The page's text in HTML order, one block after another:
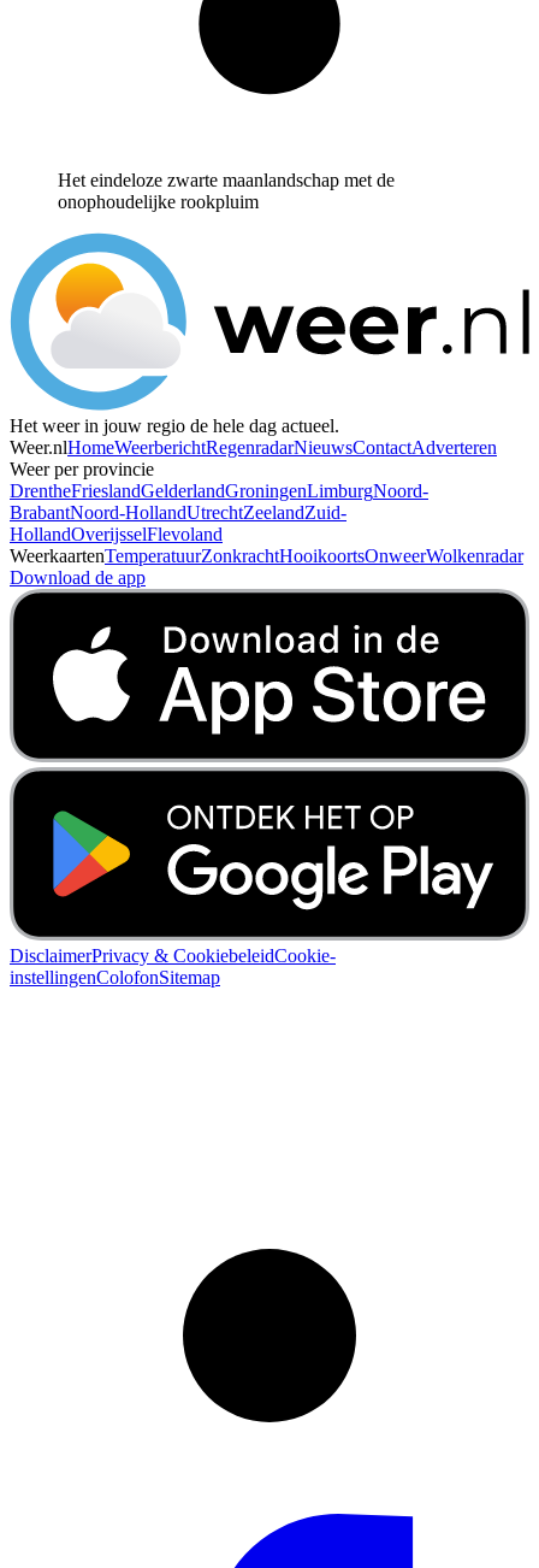
onophoudelijke rookpluim
Het weer in jouw regio de hele dag actueel.
Weer.nlHomeWeerberichtRegenradarNieuwsContactAdverteren
Weer per provincie
DrentheFrieslandGelderland
BrabantNoord-HollandUtrechtZeelandZuid-
HollandOverijssel
WeerkaartenTemperatuurZonkrachtHooikoortsOnweerWolkenradar
Download de app